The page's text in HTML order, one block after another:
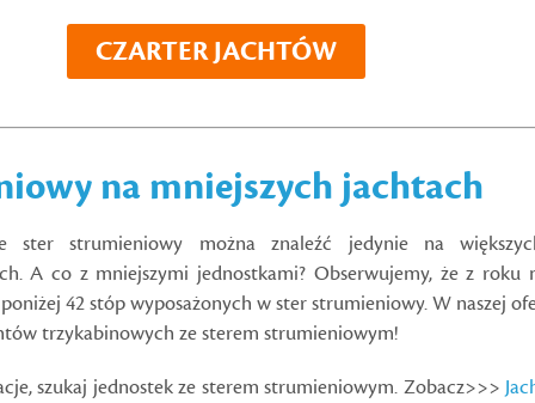
CZARTER JACHTÓW
na mniejszych jachtach
ster strumieniowy można znaleźć jedynie na
A co z mniejszymi jednostkami? Obserwujemy, że z roku
42 stóp wyposażonych w ster strumieniowy. W naszej
trzykabinowych ze sterem strumieniowym!
szukaj jednostek ze sterem strumieniowym. Zobacz>>>